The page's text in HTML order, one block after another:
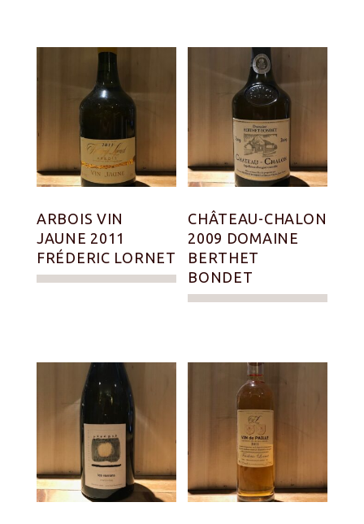
ARBOIS VIN
JAUNE 2011
FRÉDERIC LORNET
CHÂTEAU-CHALON
2009 DOMAINE
BERTHET
BONDET